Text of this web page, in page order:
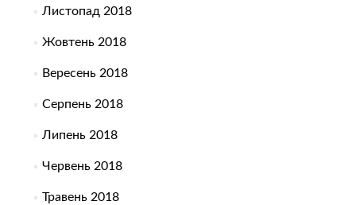
Листопад 2018
Жовтень 2018
Вересень 2018
Серпень 2018
Липень 2018
Червень 2018
Травень 2018